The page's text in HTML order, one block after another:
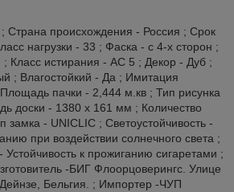
Страна происхождения - Россия ; Срок
нагрузки - 33 ; Фаска - с 4-х сторон ;
Класс истирания - AC 5 ; Декор - Дуб ;
; Влагостойкий - Да ; Имитация
пачки - 2,444 м.кв ; Тип рисунка
доски - 1380 x 161 мм ; Количество
замка - UNICLIC ; Светоустойчивость -
при воздействии солнечного света ;
к прожиганию сигаретами ;
-БИГ Флоорцоверингс. Улице
Бельгия. ; Импортер -ЧУП